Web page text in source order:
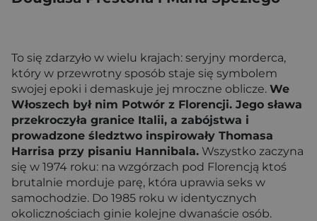
To się zdarzyło w wielu krajach: seryjny morderca,
który w przewrotny sposób staje się symbolem
swojej epoki i demaskuje jej mroczne oblicze. We
Włoszech był nim Potwór z Florencji. Jego sława
przekroczyła granice Italii, a zabójstwa i
prowadzone śledztwo inspirowały Thomasa
Harrisa przy pisaniu Hannibala. Wszystko zaczyna
się w 1974 roku: na wzgórzach pod Florencją ktoś
brutalnie morduje parę, która uprawia seks w
samochodzie. Do 1985 roku w identycznych
okolicznościach ginie kolejne dwanaście osób.